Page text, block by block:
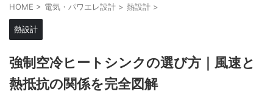
HOME > 電気・パワエレ設計 > 熱設計 >
熱設計
強制空冷ヒートシンクの選び方｜風速と
熱抵抗の関係を完全図解